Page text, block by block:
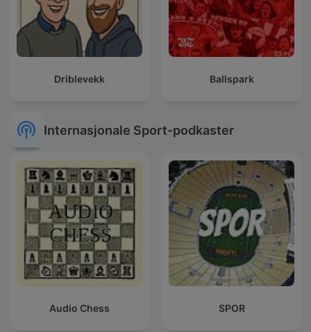
Driblevekk Ballspark
Internasjonale Sport-podkaster
Audio Chess SPOR